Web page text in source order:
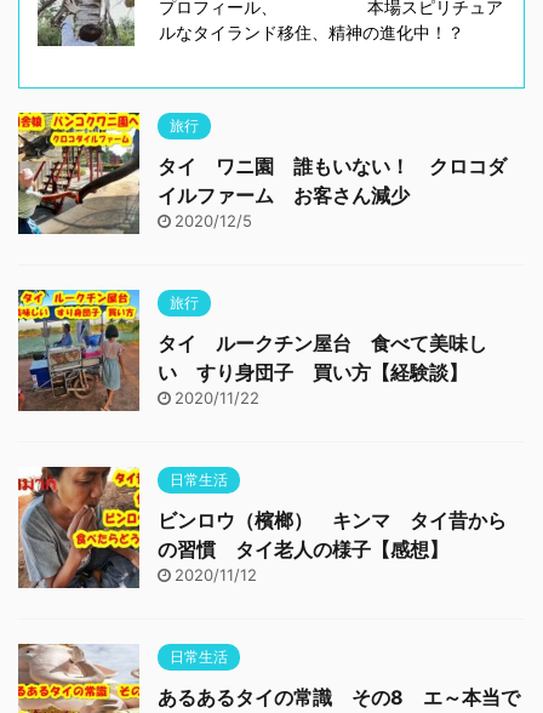
プロフィール、 本場スピリチュア
ルなタイランド移住、精神の進化中！？
旅行
タイ ワニ園 誰もいない！ クロコダ
イルファーム お客さん減少
2020/12/5
旅行
タイ ルークチン屋台 食べて美味し
い すり身団子 買い方【経験談】
2020/11/22
日常生活
ビンロウ（檳榔） キンマ タイ昔から
の習慣 タイ老人の様子【感想】
2020/11/12
日常生活
あるあるタイの常識 その8 エ～本当で